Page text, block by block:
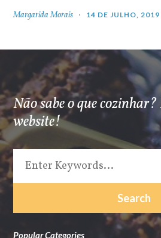
Margarida Morais 14 DE JULHO, 2019
Não sabe o que
website!
Popular Categories